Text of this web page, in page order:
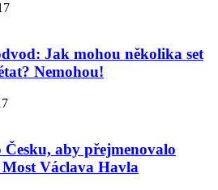
Jak mohou několika set
Nemohou!
aby přejmenovalo
Václava Havla